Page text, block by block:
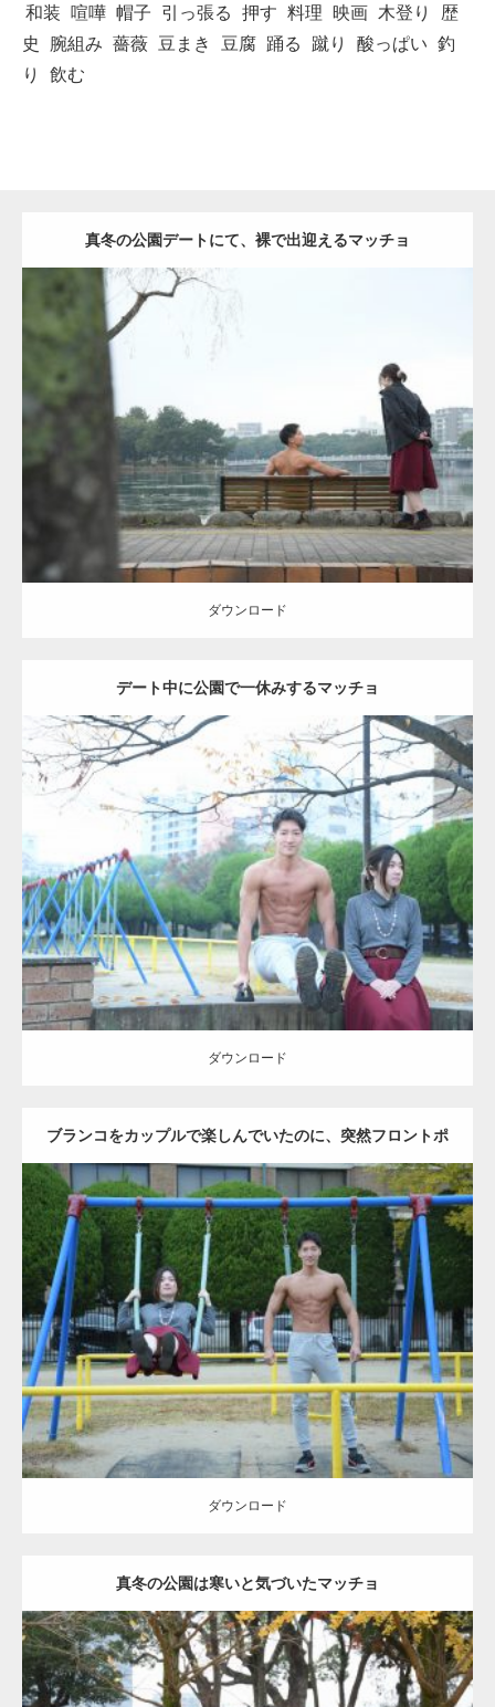
和装
喧嘩 帽子 引っ張る 押す 料理 映画 木登り
歴
史
腕組み 薔薇 豆まき 豆腐 踊る 蹴り 酸っぱい 釣
り
飲む
真冬の公園デートにて、裸で出迎えるマッチョ
公園のマッチョ AKIHITO(細マッチョ) 背中
ダウンロード
ダウンロード
デート中に公園で一休みするマッチョ
Update:2021.07.6
Category:公園のマッチョ その他 AKIHITO(細マッチョ) 腹筋
ダウンロード
ダウンロード
ブランコをカップルで楽しんでいたのに、突然フロントポ
ーズをするマッチョ
Update: 2021.07.6
Category:公園のマッチョ その他 AKIHITO(細マッチョ) 腹筋 大胸筋
ダウンロード
ダウンロード
真冬の公園は寒いと気づいたマッチョ